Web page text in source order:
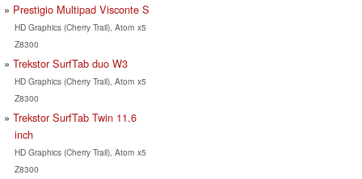
Prestigio Multipad Visconte S
HD Graphics (Cherry Trail), Atom x5
Z8300
Trekstor SurfTab duo W3
HD Graphics (Cherry Trail), Atom x5
Z8300
Trekstor SurfTab Twin 11.6
inch
HD Graphics (Cherry Trail), Atom x5
Z8300